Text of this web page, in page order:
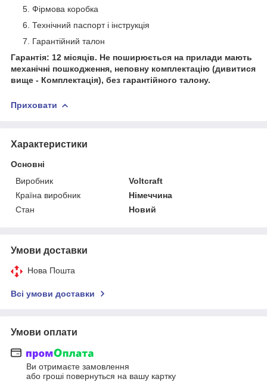
Фірмова коробка
Технічний паспорт і інструкція
Гарантійний талон
Гарантія: 12 місяців. Не поширюється на прилади мають
механічні пошкодження, неповну комплектацію (дивитися
вище - Комплектація), без гарантійного талону.
Приховати
Характеристики
Основні
Виробник
Voltcraft
Країна виробник
Німеччина
Стан
Новий
Умови доставки
Нова Пошта
Всі умови доставки
Умови оплати
Ви отримаєте замовлення
або гроші повернуться на вашу картку